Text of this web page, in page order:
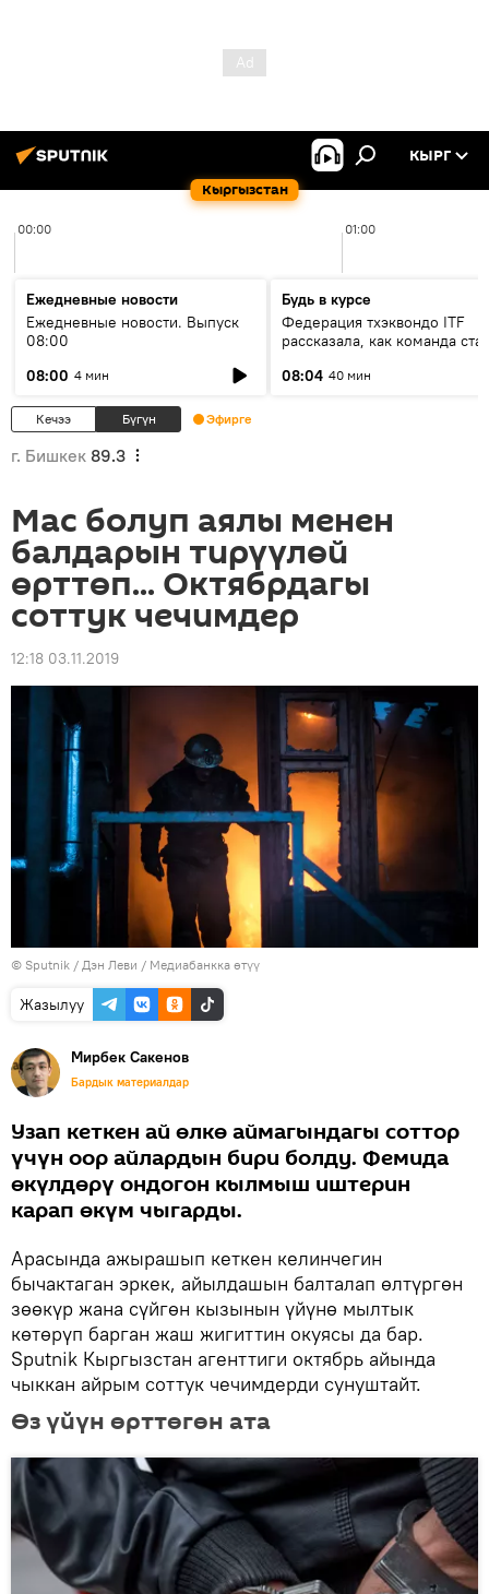
Кыргызстан
КЫРГ
00:00 01:00
Ежедневные новости
Ежедневные новости. Выпуск
08:00
08:00 4 мин
Будь в курсе
Федерация тхэквондо ITF
рассказала, как команда
08:04 40 мин
Кечээ Бүгүн Эфирге
г. Бишкек 89.3
Мас болуп аялы менен
балдарын тирүүлөй
өрттөп... Октябрдагы
соттук чечимдер
12:18 03.11.2019
© Sputnik / Дэн Леви / Медиабанкка өтүү
Жазылуу
Мирбек Сакенов
Бардык материалдар
Узап кеткен ай өлкө аймагындагы соттор
үчүн оор айлардын бири болду. Фемида
өкүлдөрү ондогон кылмыш иштерин
карап өкүм чыгарды.
Арасында ажырашып кеткен келинчегин
бычактаган эркек, айылдашын балталап өлтүргөн
зөөкүр жана сүйгөн кызынын үйүнө мылтык
көтөрүп барган жаш жигиттин окуясы да бар.
Sputnik Кыргызстан агенттиги октябрь айында
чыккан айрым соттук чечимдерди сунуштайт.
Өз үйүн өрттөгөн ата